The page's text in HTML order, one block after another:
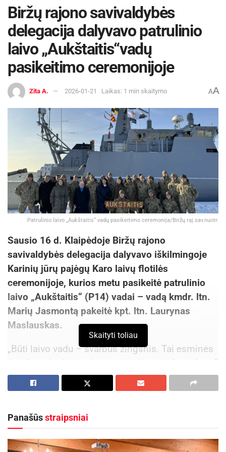
Biržų rajono savivaldybės
delegacija dalyvavo patrulinio
laivo „Aukštaitis“vadų
pasikeitimo ceremonijoje
Zita A. 2026-01-21 Laikas: 1 min skaitymo AA
Patrulinio laivo „Aukštaitis“ vadų pasikeitimo ceremonija/Biržų raj.sav.nuotr.
Sausio 16 d. Klaipėdoje Biržų rajono
savivaldybės delegacija dalyvavo iškilmingoje
Karinių jūrų pajėgų Karo laivų flotilės
ceremonijoje, kurios metu pasikeitė patrulinio
laivo „Aukštaitis“ (P14) vadai – vadą kmdr. ltn.
Marių Jasmontą pakeitė kpt. ltn. Laurynas
Maslauskas.
„Būti laivo vadu – svarbus žingsnis. Tai esminės
pareigos, kurios ateina su esmine atsakomybe už
visą laivo įgulą ir už kiekvieną karį. Ne visada
priimami sprendimai būna malonūs. Laivo vadas
nežinodamas turi žinoti, negalėdamas – galėti.
su kuo susidursite. Kiekvieną kartą jūs kalbėsite
Skaityti toliau
Panašūsstraipsniai